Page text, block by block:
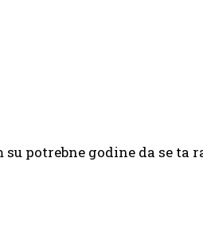
potrebne godine da se ta